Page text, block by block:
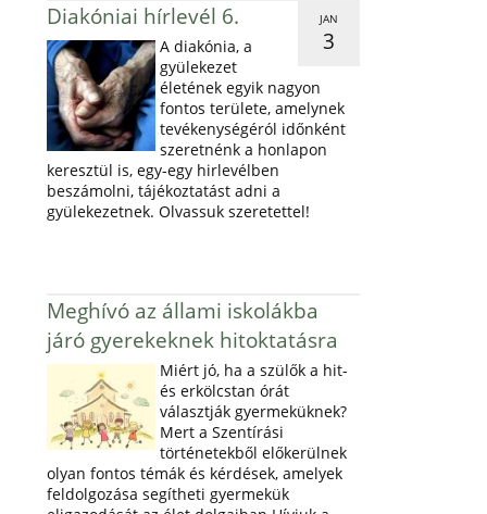
JAN
3
Diakóniai hírlevél 6.
A diakónia, a
gyülekezet
életének egyik nagyon
fontos területe, amelynek
tevékenységéról időnként
szeretnénk a honlapon
keresztül is, egy-egy hirlevélben
beszámolni, tájékoztatást adni a
gyülekezetnek. Olvassuk szeretettel!
Meghívó az állami iskolákba
járó gyerekeknek hitoktatásra
Miért jó, ha a szülők a hit-
és erkölcstan órát
választják gyermeküknek?
Mert a Szentírási
történetekből előkerülnek
olyan fontos témák és kérdések, amelyek
feldolgozása segítheti gyermekük